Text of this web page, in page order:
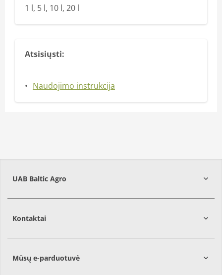
1 l, 5 l, 10 l, 20 l
Atsisiųsti:
Naudojimo instrukcija
UAB Baltic Agro
Kontaktai
Mūsų e-parduotuvė